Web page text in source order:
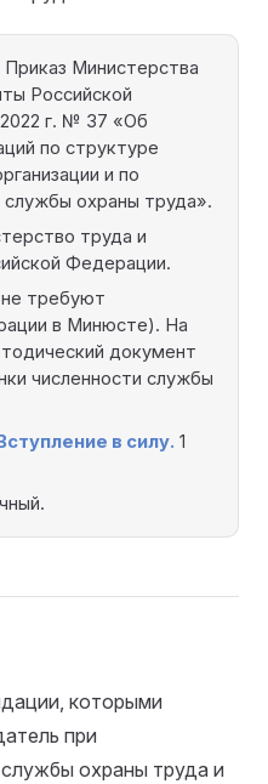
Приказ Министерства
Российской
г. № 37 «Об
по структуре
и по
службы охраны труда».
труда и
Федерации.
требуют
в Минюсте). На
документ
численности службы
в силу. 1
которыми
при
охраны труда и